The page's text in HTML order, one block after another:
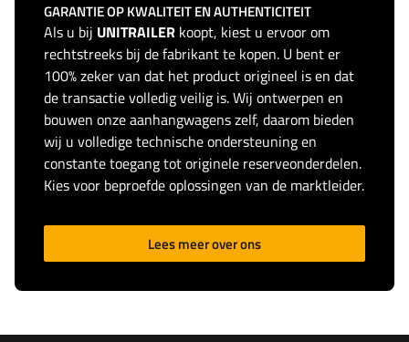
GARANTIE OP KWALITEIT EN AUTHENTICITEIT
Als u bij UNITRAILER koopt, kiest u ervoor om
rechtstreeks bij de fabrikant te kopen. U bent er
100% zeker van dat het product origineel is en dat
de transactie volledig veilig is. Wij ontwerpen en
bouwen onze aanhangwagens zelf, daarom bieden
wij u volledige technische ondersteuning en
constante toegang tot originele reserveonderdelen.
Kies voor beproefde oplossingen van de marktleider.
Lees meer over ons